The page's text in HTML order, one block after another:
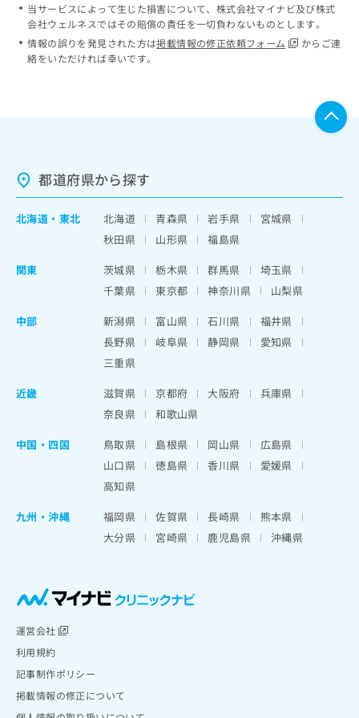
当サービスによって生じた損害について、株式会社マイナビ及び株式
会社ウェルネスではその賠償の責任を一切負わないものとします。
情報の誤りを発見された方は掲載情報の修正依頼フォーム
からご連
絡をいただければ幸いです。
都道府県から探す
北海道 ・ 東北 北海道 青森県 岩手県
宮城県
秋田県
山形県
福島県
関東
茨城県 栃木県 群馬県
埼玉県
千葉県
東京都 神奈川県
山梨県
中部
新潟県 富山県 石川県
福井県
長野県
岐阜県 静岡県
愛知県
三重県
近畿
滋賀県 京都府 大阪府
兵庫県
奈良県
和歌山県
中国・四国
鳥取県 島根県 岡山県
広島県
山口県
徳島県 香川県
愛媛県
高知県
九州・沖縄
福岡県 佐賀県 長崎県
熊本県
大分県
宮崎県 鹿児島県 沖縄県
運営会社
利用規約
記事制作ポリシー
掲載情報の修正について